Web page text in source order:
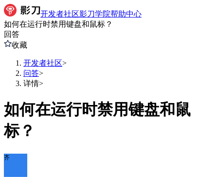
开发者社区影刀学院帮助中心
如何在运行时禁用键盘和鼠标？
回答
收藏
开发者社区>
问答>
详情>
如何在运行时禁用键盘和鼠
标？
齐